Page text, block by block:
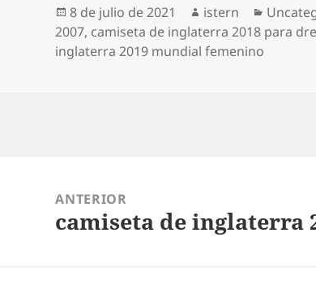
Publicado
el
8 de julio de 2021 Autor
istern
2007, camiseta de inglaterra 2018 para
inglaterra 2019 mundial femenino
entradas
ANTERIOR
Entrada
camiseta de inglaterra